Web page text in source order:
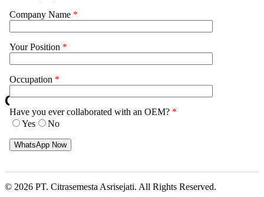
Jasa Maklon Perawatan Tangan dan Kaki
Jasa Maklon Perwatan Ibu dan Bayi
Ciptakan Produk
KOSMETIK & SKINCARE
SUPLEMEN KESEHATAN
© 2026 PT. Citrasemesta Asrisejati. All Rights Reserved.
Company Name *
Your Position *
Occupation *
Have you ever collaborated with an OEM? *
Yes
No